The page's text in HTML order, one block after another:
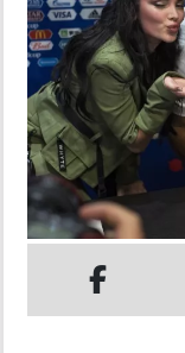
MUNDO
INSÓLITAS
MULTIMEDIA